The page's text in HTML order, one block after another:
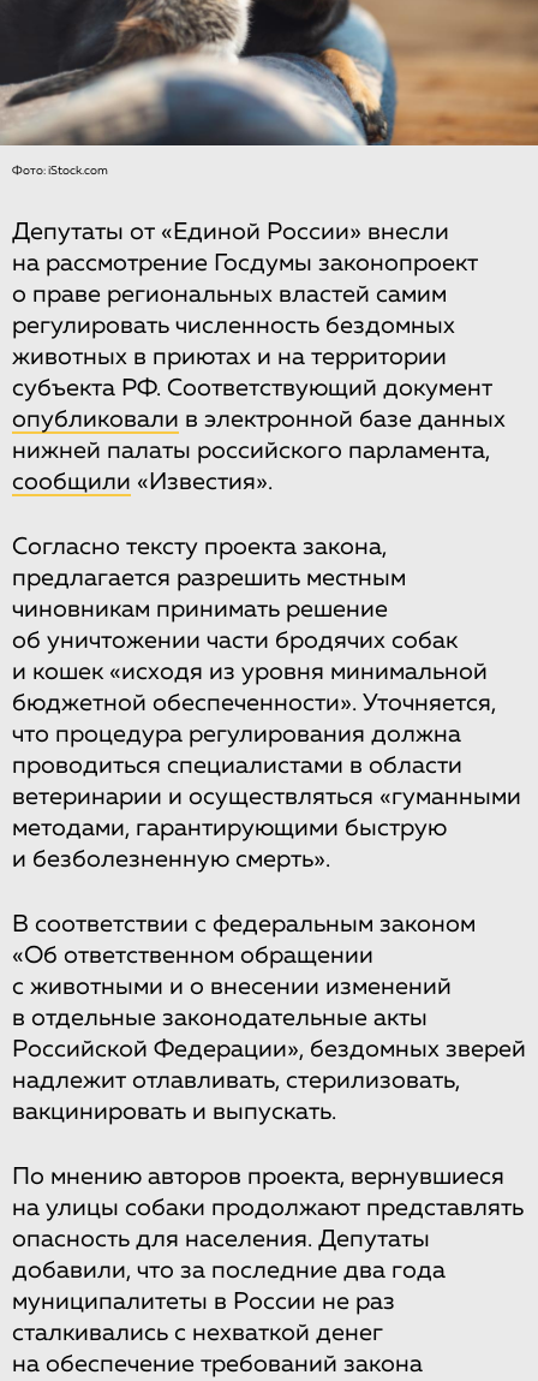
Фото: iStock.com
Депутаты от «Единой России» внесли
на рассмотрение Госдумы законопроект
о праве региональных властей самим
регулировать численность бездомных
животных в приютах и на территории
субъекта РФ. Соответствующий документ
опубликовали в электронной базе данных
нижней палаты российского парламента,
сообщили «Известия».
Согласно тексту проекта закона,
предлагается разрешить местным
чиновникам принимать решение
об уничтожении части бродячих собак
и кошек «исходя из уровня минимальной
бюджетной обеспеченности». Уточняется,
что процедура регулирования должна
проводиться специалистами в области
ветеринарии и осуществляться «гуманными
методами, гарантирующими быструю
и безболезненную смерть».
В соответствии с федеральным законом
«Об ответственном обращении
с животными и о внесении изменений
в отдельные законодательные акты
Российской Федерации», бездомных зверей
надлежит отлавливать, стерилизовать,
вакцинировать и выпускать.
По мнению авторов проекта, вернувшиеся
на улицы собаки продолжают представлять
опасность для населения. Депутаты
добавили, что за последние два года
муниципалитеты в России не раз
сталкивались с нехваткой денег
на обеспечение требований закона